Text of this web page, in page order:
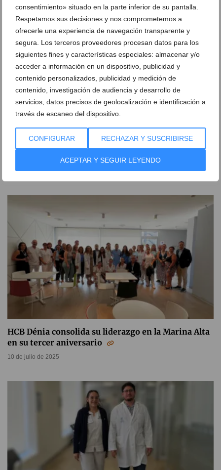
consentimiento» situado en la parte inferior de su pantalla.
Respetamos sus decisiones y nos comprometemos a
ofrecerle una experiencia de navegación transparente y
segura. Los terceros proveedores procesan datos para los
siguientes fines y características especiales: almacenar y/o
acceder a información en un dispositivo, publicidad y
contenido personalizados, publicidad y medición de
contenido, investigación de audiencia y desarrollo de
servicios, datos precisos de geolocalización e identificación a
través de escaneo del dispositivo.
CONFIGURAR RECHAZAR Y SUSCRIBIRSE
ACEPTAR Y SEGUIR LEYENDO
Policlínica Glorieta inicia las obras de ampliación
de sus instalaciones superiores
23 de julio de 2025
HCB Dénia consolida su liderazgo en la Marina Alta
en su tercer aniversario
10 de julio de 2025